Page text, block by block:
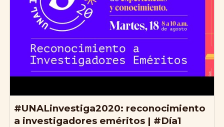
#UNALinvestiga2020: reconocimiento
a investigadores eméritos | #Día1